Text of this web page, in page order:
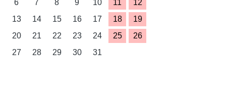
6
7 8 9 10 11
12
13
14 15 16 17 18
19
20
21 22 23 24 25
26
27
28 29 30 31